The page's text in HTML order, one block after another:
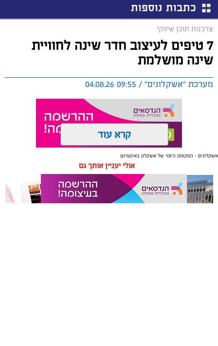
כתבות נוספות
צרכנות תוכן שיווקי
7 טיפים לעיצוב חדר שינה לחוויית
שינה מושלמת
מערכת "אשקלונים" / 09:55 04.08.26
תגים:טקסטיל, חדר שינה, שינה
תכנון נכון של חדר השינה משפיע באופן ישיר על איכות
המנוחה, על רמות האנרגיה בבוקר ועל התחושה הכללית
קרא עוד
אשקלונים - המקומון היומי של אשקלון באינטרנט
אולי יעניין אותך גם